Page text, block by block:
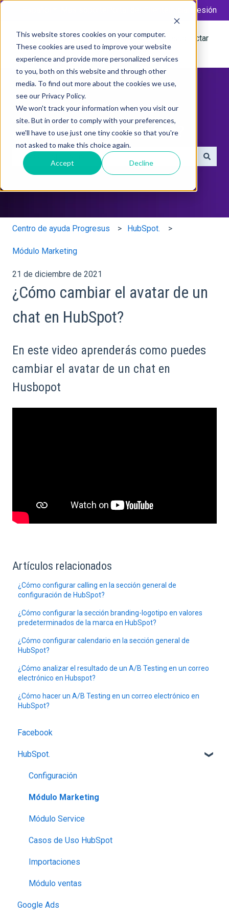
This website stores cookies on your computer.
These cookies are used to improve your website
experience and provide more personalized services
to you, both on this website and through other
media. To find out more about the cookies we use,
see our Privacy Policy.
We won't track your information when you visit our
site. But in order to comply with your preferences,
we'll have to use just one tiny cookie so that you're
not asked to make this choice again.
Accept Decline
Iniciar sesión
Tickets
Ir a la base de
conocimientos
Desconectar
¿Cómo podemos ayudarte?
No hay sugerencias porque el campo de búsqueda
Centro de ayuda Progresus HubSpot.
Módulo Marketing
21 de diciembre de 2021
¿Cómo cambiar el avatar de un
chat en HubSpot?
En este video aprenderás como puedes
cambiar el avatar de un chat en
Husbopot
Artículos relacionados
¿Cómo configurar calling en la sección general de
configuración de HubSpot?
¿Cómo configurar la sección branding-logotipo en valores
predeterminados de la marca en HubSpot?
¿Cómo configurar calendario en la sección general de
HubSpot?
¿Cómo analizar el resultado de un A/B Testing en un correo
electrónico en Hubspot?
¿Cómo hacer un A/B Testing en un correo electrónico en
HubSpot?
Facebook
HubSpot.
Configuración
Módulo Marketing
Módulo Service
Casos de Uso HubSpot
Importaciones
Módulo ventas
Google Ads